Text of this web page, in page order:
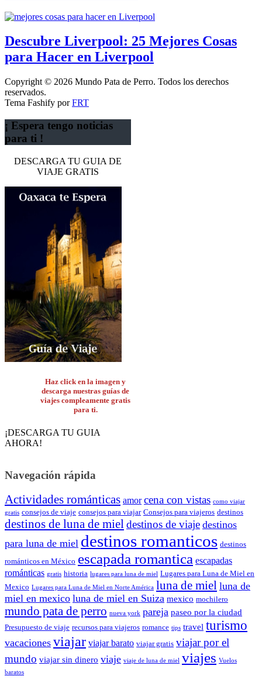
Descubre Liverpool: 25 Mejores Cosas
para Hacer en Liverpool
Copyright © 2026 Mundo Pata de Perro. Todos los derechos
reservados.
Tema Fashify porFRT
¡ Espera tengo noticias
para ti !
DESCARGA TU GUIA DE
VIAJE GRATIS
Haz click en la imagen y
descarga nuestras guías de
viajes compleamente gratis
para ti.
¡DESCARGA TU GUIA
AHORA!
Navegación rápida
Actividades románticas amor cena con vistas como viajar
gratis consejos de viaje consejos para viajar Consejos para viajeros destinos
destinos de luna de miel destinos de viaje destinos
para luna de miel destinos romanticos destinos
románticos en México escapada romantica escapadas
románticas gratis historia lugares para luna de miel Lugares para Luna de Miel en
Mexico Lugares para Luna de Miel en Norte América luna de miel luna de
miel en mexico luna de miel en Suiza mexico mochilero
mundo pata de perro nueva york pareja paseo por la ciudad
Presupuesto de viaje recursos para viajeros romance tips travel turismo
vacaciones viajar viajar barato viajar gratis viajar por el
mundo viajar sin dinero viaje viaje de luna de miel viajes Vuelos
baratos